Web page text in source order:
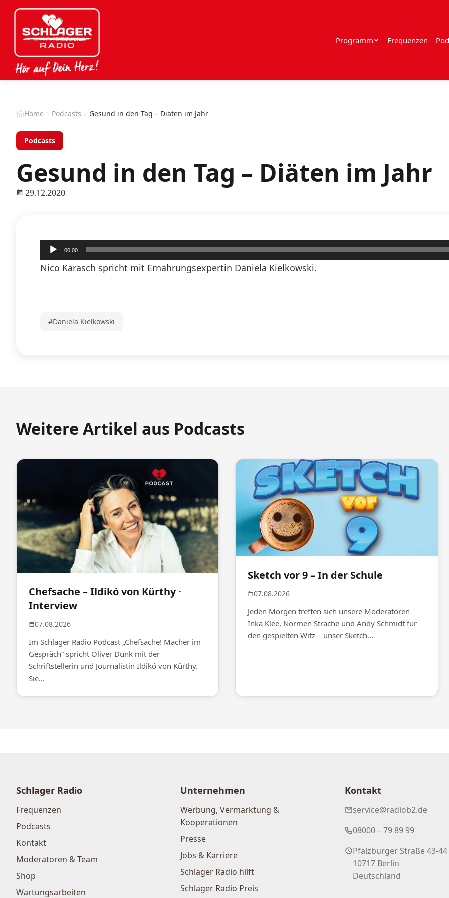
Programm Frequenzen
Home Podcasts Gesund in den Tag – Diäten im Jahr
Podcasts
Gesund in den Tag – Diäten im Jahr
29.12.2020
Audio-
Player
00:00
Nico Karasch spricht mit Ernährungsexpertin Daniela Kielkowski.
#Daniela Kielkowski
Weitere Artikel aus Podcasts
Chefsache – Ildikó von Kürthy ·
Interview
07.08.2026
Im Schlager Radio Podcast „Chefsache! Macher im
Gespräch“ spricht Oliver Dunk mit der
Schriftstellerin und Journalistin Ildikó von Kürthy.
Sie...
Sketch vor 9 – In der Schule
07.08.2026
Jeden Morgen treffen sich unsere Moderatoren
Inka Klee, Normen Sträche und Andy Schmidt für
den gespielten Witz – unser Sketch...
Schlager Radio
Frequenzen
Podcasts
Kontakt
Moderatoren & Team
Shop
Wartungsarbeiten
Unternehmen
Werbung, Vermarktung &
Kooperationen
Presse
Jobs & Karriere
Schlager Radio hilft
Schlager Radio Preis
Kontakt
service@radiob2.de
08000 – 79 89 99
Pfalzburger Straße 43-44
10717 Berlin
Deutschland